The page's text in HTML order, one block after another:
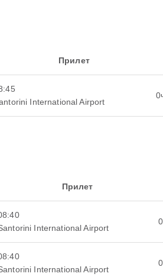
Прилет
International Airport
Прилет
International Airport
International Airport